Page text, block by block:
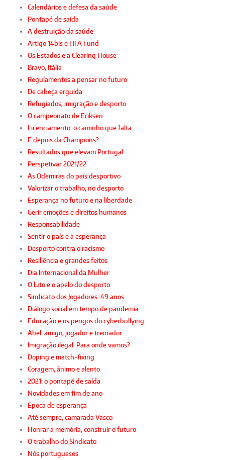
Calendários e defesa da saúde
Pontapé de saída
A destruição da saúde
Artigo 14bis e FIFA Fund
Os Estados e a Clearing House
Bravo, Itália
Regulamentos a pensar no futuro
De cabeça erguida
Refugiados, imigração e desporto
O campeonato de Eriksen
Licenciamento: o caminho que falta
E depois da Champions?
Resultados que elevam Portugal
Perspetivar 2021/22
As Odemiras do país desportivo
Valorizar o trabalho, no desporto
Esperança no futuro e na liberdade
Gerir emoções e direitos humanos
Responsabilidade
Sentir o país e a esperança
Desporto contra o racismo
Resiliência e grandes feitos
Dia Internacional da Mulher
O luto e o apelo do desporto
Sindicato dos Jogadores: 49 anos
Diálogo social em tempo de pandemia
Educação e os perigos do cyberbullying
Abel: amigo, jogador e treinador
Imigração ilegal. Para onde vamos?
Doping e match-fixing
Coragem, ânimo e alento
2021: o pontapé de saída
Novidades em fim de ano
Época de esperança
Até sempre, camarada Vasco
Honrar a memória, construir o futuro
O trabalho do Sindicato
Nós portugueses